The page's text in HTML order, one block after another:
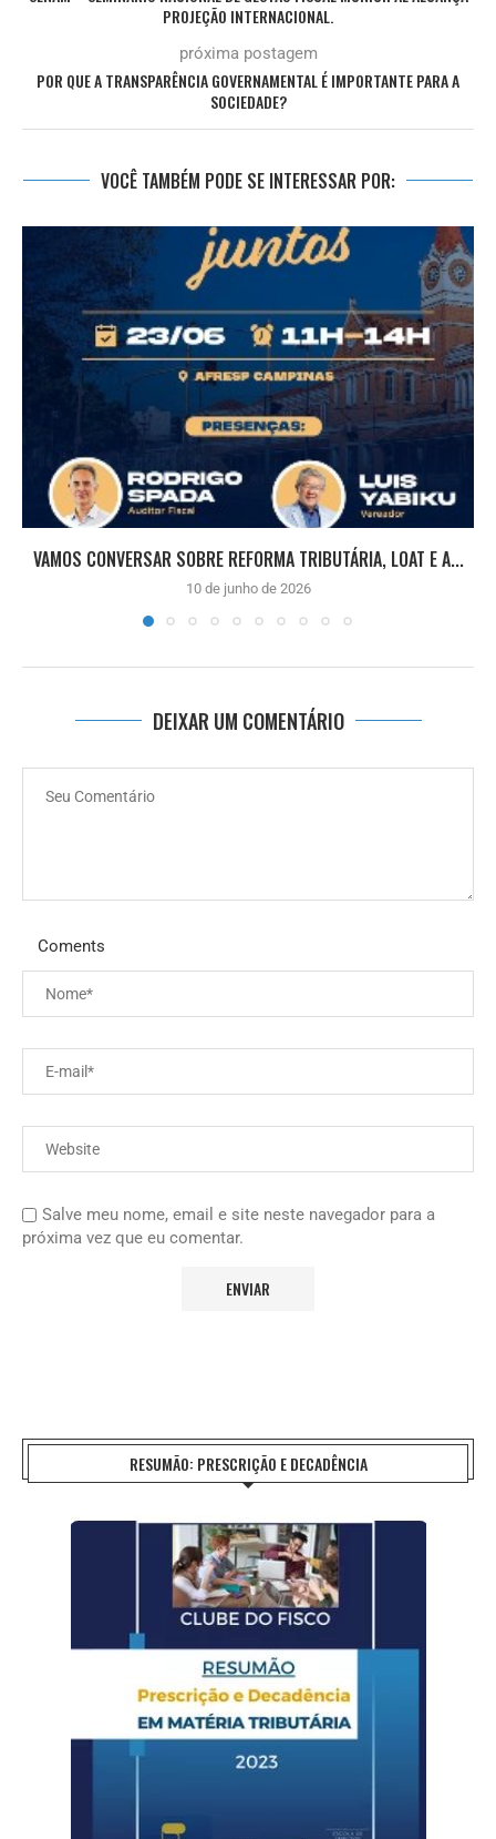
PROJEÇÃO INTERNACIONAL.
próxima postagem
POR QUE A TRANSPARÊNCIA GOVERNAMENTAL É IMPORTANTE PARA A
SOCIEDADE?
VOCÊ TAMBÉM PODE SE INTERESSAR POR:
VAMOS CONVERSAR SOBRE REFORMA TRIBUTÁRIA, LOAT E A...
10 de junho de 2026
DEIXAR UM COMENTÁRIO
Coments
Salve meu nome, email e site neste navegador para a
próxima vez que eu comentar.
RESUMÃO: PRESCRIÇÃO E DECADÊNCIA